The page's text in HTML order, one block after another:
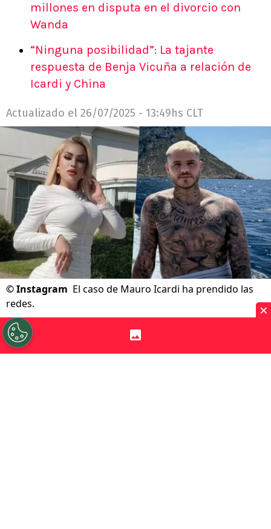
millones en disputa en el divorcio con
Wanda
“Ninguna posibilidad”: La tajante
respuesta de Benja Vicuña a relación de
Icardi y China
Actualizado el 26/07/2025 - 13:49hs CLT
©Instagram El caso de Mauro Icardi ha prendido las
redes.
Por Jose Arias
×